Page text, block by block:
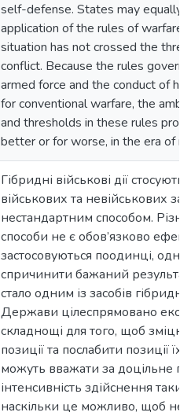
self-defense. States may equally
application of the rules of warfare
situation has not crossed the
conflict. Because the rules
armed force and the conduct of
for conventional warfare, the
and thresholds in these rules
better or for worse, in the era of
Гібридні військові дії
військових та невійськових
нестандартним способом.
способи не є обов’язково
застосовуються поодинці,
спричинити бажаний
стало одним із засобів
Держави цілеспрямовано
складнощі для того, щоб
позиції та послабити позиції
можуть вважати за доцільне
інтенсивність здійснення
наскільки це можливо, щоб не